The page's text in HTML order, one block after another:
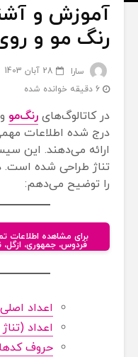
آموزش و
رنگ مو و
سارا 28 آبان 1403
6 دقیقه خوانده شده
در کاتالوگ‌های رنگ‌مو
درج شده اطلاعات
ارائه می‌دهند. این
تناژ طراحی شده است.
را توضیح می‌دهم:
برای مشاهده اطلاعات
فردوس، جمهوری، ازگل،
اعداد
اعداد
حروف